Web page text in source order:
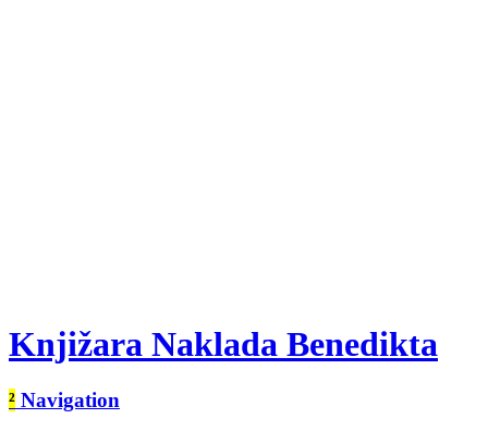
Knjižara Naklada Benedikta
² Navigation